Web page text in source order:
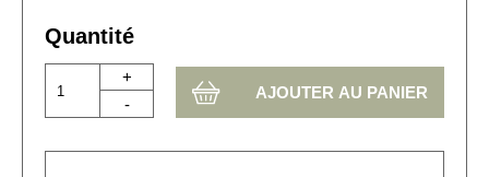
Quantité
+
-